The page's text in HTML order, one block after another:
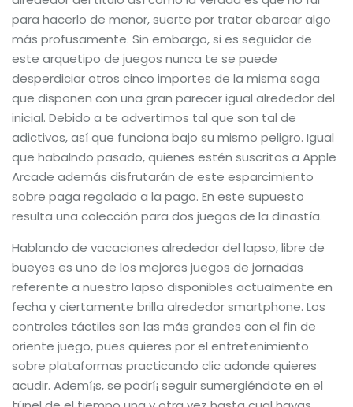
para hacerlo de menor, suerte por tratar abarcar algo
más profusamente. Sin embargo, si es seguidor de
este arquetipo de juegos nunca te se puede
desperdiciar otros cinco importes de la misma saga
que disponen con una gran parecer igual alrededor del
inicial. Debido a te advertimos tal que son tal de
adictivos, así que funciona bajo su mismo peligro. Igual
que habalndo pasado, quienes estén suscritos a Apple
Arcade además disfrutarán de este esparcimiento
sobre paga regalado a la pago. En este supuesto
resulta una colección para dos juegos de la dinastía.
Hablando de vacaciones alrededor del lapso, libre de
bueyes es uno de los mejores juegos de jornadas
referente a nuestro lapso disponibles actualmente en
fecha y ciertamente brilla alrededor smartphone. Los
controles táctiles son las más grandes con el fin de
oriente juego, pues quieres por el entretenimiento
sobre plataformas practicando clic adonde quieres
acudir. Ademí¡s, se podrí¡ seguir sumergiéndote en el